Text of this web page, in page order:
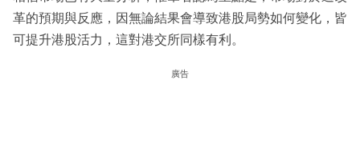
革的預期與反應，因無論結果會導致港股局勢如何變化，皆
可提升港股活力，這對港交所同樣有利。
廣告